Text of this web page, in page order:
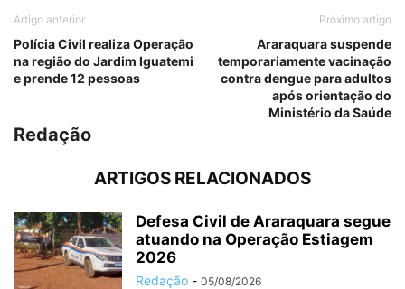
Artigo anterior
Polícia Civil realiza Operação
na região do Jardim Iguatemi
e prende 12 pessoas
Próximo artigo
Araraquara suspende
temporariamente vacinação
contra dengue para adultos
após orientação do
Ministério da Saúde
Redação
ARTIGOS RELACIONADOS
Defesa Civil de Araraquara segue
atuando na Operação Estiagem
2026
Redação - 05/08/2026